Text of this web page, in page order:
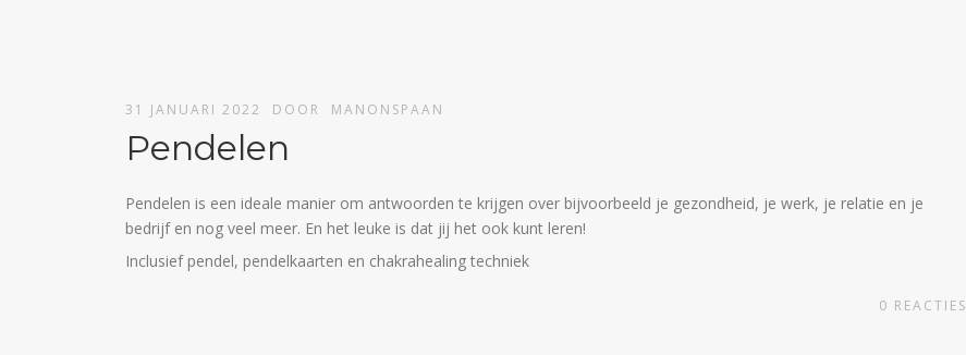
31 JANUARI 2022 DOOR MANONSPAAN
Pendelen
Pendelen is een ideale manier om antwoorden te krijgen over bijvoorbeeld je gezondheid, je werk, je relatie en je
bedrijf en nog veel meer. En het leuke is dat jij het ook kunt leren!
Inclusief pendel, pendelkaarten en chakrahealing techniek
0 REACTIES